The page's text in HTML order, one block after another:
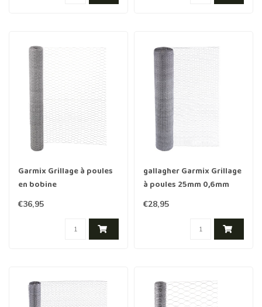
Garmix Grillage à poules
en bobine
25m./100cm./25mm./0.8mm
€36,95
gallagher Garmix Grillage
à poules 25mm 0,6mm
120cm x 25 m
€28,95